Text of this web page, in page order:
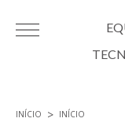
INÍCIO INÍCIO